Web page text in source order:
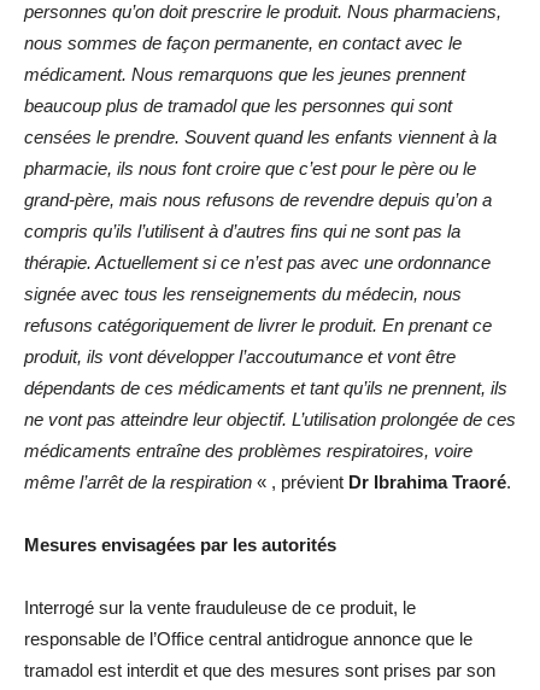
personnes qu’on doit prescrire le produit. Nous pharmaciens,
nous sommes de façon permanente, en contact avec le
médicament. Nous remarquons que les jeunes prennent
beaucoup plus de tramadol que les personnes qui sont
censées le prendre. Souvent quand les enfants viennent à la
pharmacie, ils nous font croire que c’est pour le père ou le
grand-père, mais nous refusons de revendre depuis qu’on a
compris qu’ils l’utilisent à d’autres fins qui ne sont pas la
thérapie. Actuellement si ce n’est pas avec une ordonnance
signée avec tous les renseignements du médecin, nous
refusons catégoriquement de livrer le produit. En prenant ce
produit, ils vont développer l’accoutumance et vont être
dépendants de ces médicaments et tant qu’ils ne prennent, ils
ne vont pas atteindre leur objectif. L’utilisation prolongée de ces
médicaments entraîne des problèmes respiratoires, voire
même l’arrêt de la respiration « , prévient Dr Ibrahima Traoré.
Mesures envisagées par les autorités
Interrogé sur la vente frauduleuse de ce produit, le
responsable de l’Office central antidrogue annonce que le
tramadol est interdit et que des mesures sont prises par son